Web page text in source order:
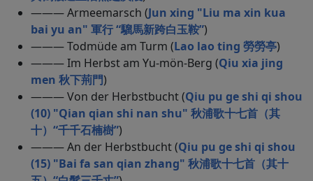
——— Armeemarsch (Jun xing "Liu ma xin kua
bai yu an" 軍行 “騮馬新跨白玉鞍”)
——— Todmüde am Turm (Lao lao ting 勞勞亭)
——— Im Herbst am Yu-mön-Berg (Qiu xia jing
men 秋下荊門)
——— Von der Herbstbucht (Qiu pu ge shi qi shou
(10) "Qian qian shi nan shu" 秋浦歌十七首（其
十）“千千石楠樹”)
——— An der Herbstbucht (Qiu pu ge shi qi shou
(15) "Bai fa san qian zhang" 秋浦歌十七首（其十